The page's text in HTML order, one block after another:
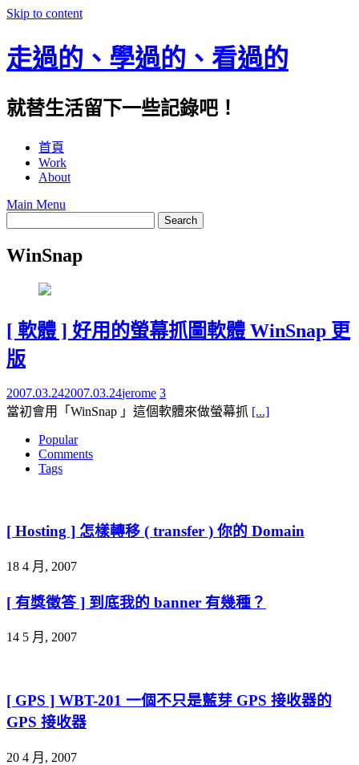
Skip to content
走過的、學過的、看過的
就替生活留下一些記錄吧！
首頁
Work
About
Main Menu
WinSnap
[ 軟體 ] 好用的螢幕抓圖軟體 WinSnap 更
版
2007.03.242007.03.24jerome 3
當初會用「WinSnap 」這個軟體來做螢幕抓 [...]
Popular
Comments
Tags
[ Hosting ] 怎樣轉移 ( transfer ) 你的 Domain
18 4 月, 2007
[ 有獎徵答 ] 到底我的 banner 有幾種？
14 5 月, 2007
[ GPS ] WBT-201 一個不只是藍芽 GPS 接收器的
GPS 接收器
20 4 月, 2007